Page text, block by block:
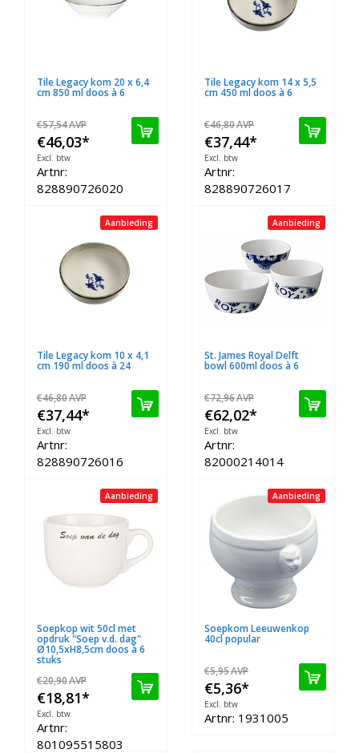
Tile Legacy kom 20 x 6,4
cm 850 ml doos à 6
€57,54AVP
€46,03*
Excl. btw
Artnr:
828890726020
Tile Legacy kom 14 x 5,5
cm 450 ml doos à 6
€46,80AVP
€37,44*
Excl. btw
Artnr:
828890726017
Aanbieding
Tile Legacy kom 10 x 4,1
cm 190 ml doos à 24
€46,80AVP
€37,44*
Excl. btw
Artnr:
828890726016
Aanbieding
St. James Royal Delft
bowl 600ml doos à 6
€72,96AVP
€62,02*
Excl. btw
Artnr:
82000214014
Aanbieding
Soepkop wit 50cl met
opdruk "Soep v.d. dag"
Ø10,5xH8,5cm doos à 6
stuks
€20,90AVP
€18,81*
Excl. btw
Artnr:
801095515803
Aanbieding
Soepkom Leeuwenkop
40cl popular
€5,95AVP
€5,36*
Excl. btw
Artnr: 1931005